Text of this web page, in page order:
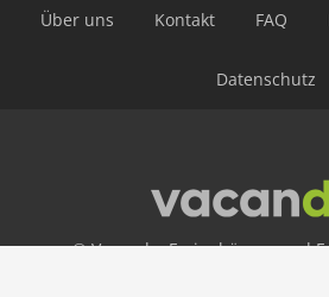
Über uns Kontakt FAQ
Datenschutz
© Vacando: Ferienhäuser und